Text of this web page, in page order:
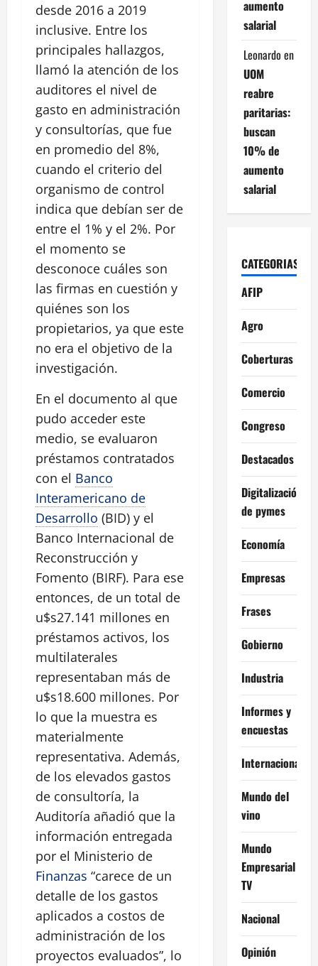
desde 2016 a 2019
inclusive. Entre los
principales hallazgos,
llamó la atención de los
auditores el nivel de
gasto en administración
y consultorías, que fue
en promedio del 8%,
cuando el criterio del
organismo de control
indica que debían ser de
entre el 1% y el 2%. Por
el momento se
desconoce cuáles son
las firmas en cuestión y
quiénes son los
propietarios, ya que este
no era el objetivo de la
investigación.
En el documento al que
pudo acceder este
medio, se evaluaron
préstamos contratados
con el Banco
Interamericano de
Desarrollo (BID) y el
Banco Internacional de
Reconstrucción y
Fomento (BIRF). Para ese
entonces, de un total de
u$s27.141 millones en
préstamos activos, los
multilaterales
representaban más de
u$s18.600 millones. Por
lo que la muestra es
materialmente
representativa. Además,
de los elevados gastos
de consultoría, la
Auditoría añadió que la
información entregada
por el Ministerio de
Finanzas “carece de un
detalle de los gastos
aplicados a costos de
administración de los
proyectos evaluados”, lo
aumento
salarial
Leonardo en
UOM
reabre
paritarias:
buscan
10% de
aumento
salarial
CATEGORIAS
AFIP
Agro
Coberturas
Comercio
Congreso
Destacados
Digitalización
de pymes
Economía
Empresas
Frases
Gobierno
Industria
Informes y
encuestas
Internacional
Mundo del
vino
Mundo
Empresarial
TV
Nacional
Opinión